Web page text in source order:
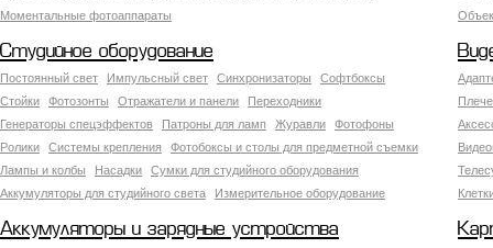
Моментальные фотоаппараты
Студийное оборудование
Постоянный свет Импульсный свет Синхронизаторы
Софтбоксы
Стойки
Фотозонты Отражатели и панели
Переходники
Генераторы спецэффектов
Патроны для ламп Журавли
Фотофоны
Ролики
Системы крепления
Фотобоксы и столы для предметной съемки
Лампы и колбы
Насадки
Сумки для студийного оборудования
Аккумуляторы для студийного света
Измерительное оборудование
Аккумуляторы и зарядные устройства